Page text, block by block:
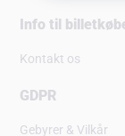
Info til
Kontakt os
GDPR
Gebyrer & Vilkår